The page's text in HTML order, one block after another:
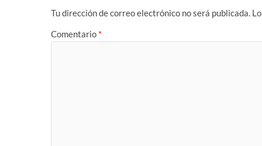
Tu dirección de correo electrónico no será publicada.
Comentario *